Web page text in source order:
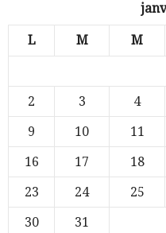
L M M
2
3 4
9
10 11
16
17 18
23
24 25
30
31